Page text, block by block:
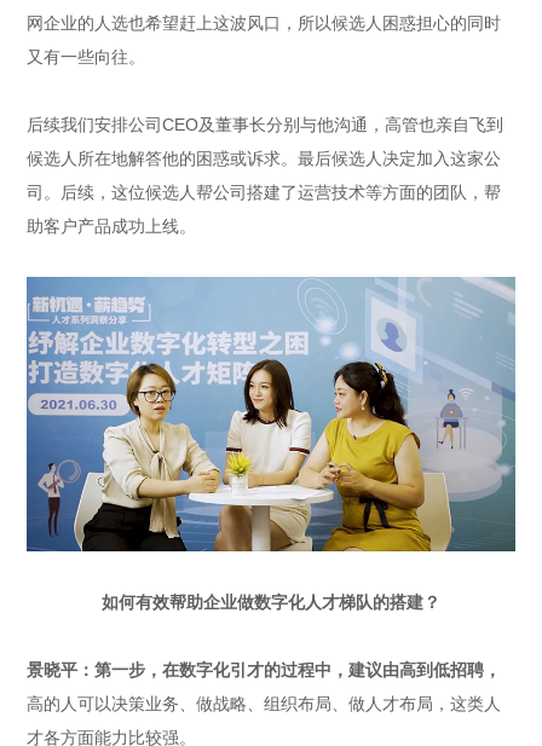
网企业的人选也希望赶上这波风口，所以候选人困惑担心的同时
又有一些向往。
后续我们安排公司CEO及董事长分别与他沟通，高管也亲自飞到
候选人所在地解答他的困惑或诉求。最后候选人决定加入这家公
司。后续，这位候选人帮公司搭建了运营技术等方面的团队，帮
助客户产品成功上线。
如何有效帮助企业做数字化人才梯队的搭建？
景晓平：第一步，在数字化引才的过程中，建议由高到低招聘，
高的人可以决策业务、做战略、组织布局、做人才布局，这类人
才各方面能力比较强。